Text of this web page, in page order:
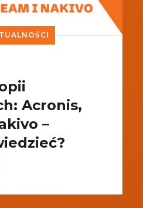
Acronis,
–